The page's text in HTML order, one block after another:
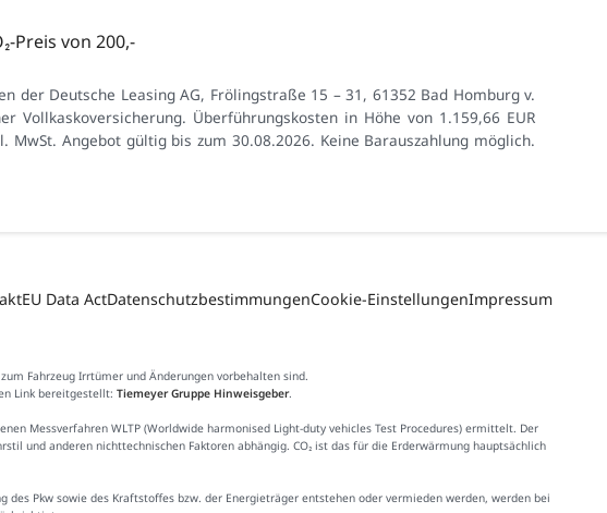
Preis von 200,-
der Deutsche Leasing AG, Frölingstraße 15 – 31, 61352 Bad Homburg v.
Vollkaskoversicherung. Überführungskosten in Höhe von 1.159,66 EUR
Angebot gültig bis zum 30.08.2026. Keine Barauszahlung möglich.
EU Data ActDatenschutzbestimmungenCookie-EinstellungenImpressum
Fahrzeug Irrtümer und Änderungen vorbehalten sind.
Link bereitgestellt: Tiemeyer Gruppe Hinweisgeber.
Messverfahren WLTP (Worldwide harmonised Light-duty vehicles Test Procedures) ermittelt. Der
und anderen nichttechnischen Faktoren abhängig. CO₂ ist das für die Erderwärmung hauptsächlich
des Pkw sowie des Kraftstoffes bzw. der Energieträger entstehen oder vermieden werden, werden bei